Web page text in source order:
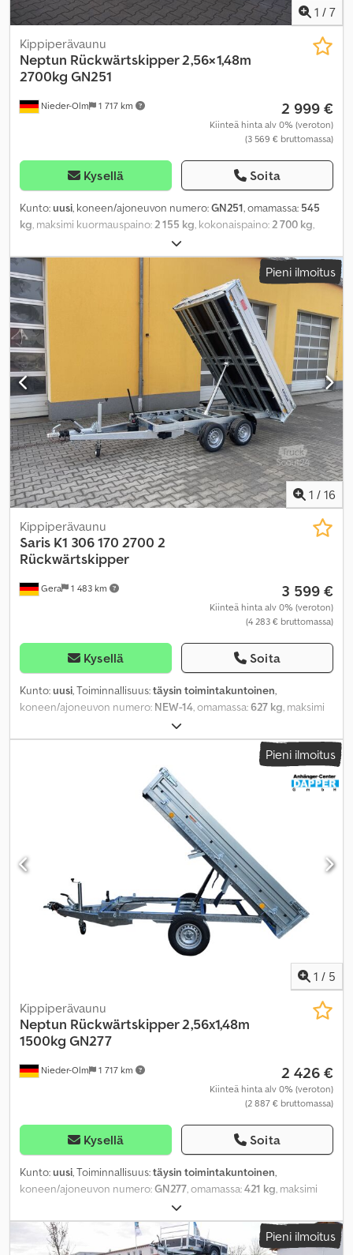
1 / 7
Nieder-Olm 1 717 km
Kippiperävaunu
Neptun Rückwärtskipper 2,56×1,48m
2700kg GN251
2 999 €
Kiinteä hinta alv 0% (veroton)
(3 569 € bruttomassa)
Kysellä Soita
Kunto:uusi, koneen/ajoneuvon numero:GN251, omamassa: 545
kg, maksimi kuormauspaino:2 155 kg, kokonaispaino:2 700 kg,
, kuormatilan pituus:
lastitilan leveys:1 480 mm, kuormatilan korkeus:300 mm,
Pieni ilmoitus
1 / 16
Gera 1 483 km
Kippiperävaunu
Saris K1 306 170 2700 2
Rückwärtskipper
3 599 €
Kiinteä hinta alv 0% (veroton)
(4 283 € bruttomassa)
Kysellä Soita
Kunto:uusi, Toiminnallisuus:täysin toimintakuntoinen,
koneen/ajoneuvon numero: NEW-14 , omamassa:627 kg , maksimi
, kokonaispaino:
akselikokoonpano:2 akselia, kuormatilan pituus:3 060 mm,
300 mm, jousitus:
195 / 50 R 13 100 km/h, väri:
jarrullinen perävaunu
, Valmistusvuosi:
Pieni ilmoitus
1 / 5
Nieder-Olm 1 717 km
Kippiperävaunu
Neptun Rückwärtskipper 2,56x1,48m
1500kg GN277
2 426 €
Kiinteä hinta alv 0% (veroton)
(2 887 € bruttomassa)
Kysellä Soita
Kunto:uusi, Toiminnallisuus:täysin toimintakuntoinen,
koneen/ajoneuvon numero:GN277, omamassa:421 kg, maksimi
, kokonaispaino:
akselikokoonpano:1 akseli, kuormatilan pituus:2 560 mm,
lastitilan leveys:
1 479 mm, kuormatilan korkeus: 300 mm,
Pieni ilmoitus